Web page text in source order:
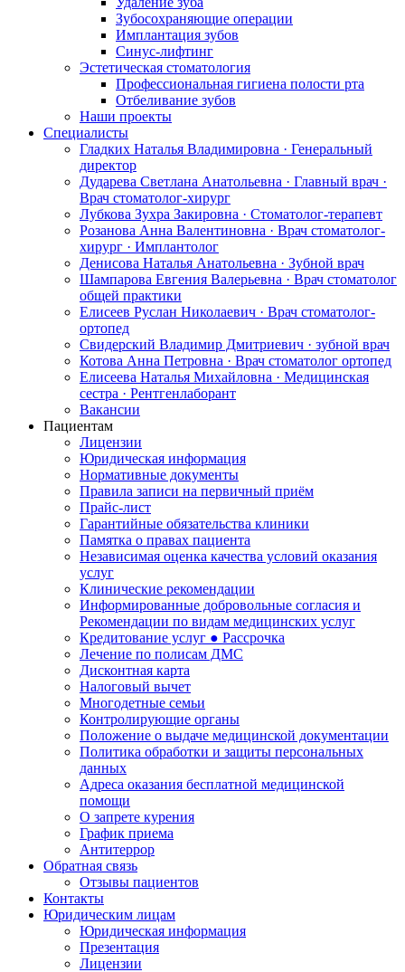
Зубосохраняющие операции
Имплантация зубов
Синус-лифтинг
Эстетическая стоматология
Профессиональная гигиена полости рта
Отбеливание зубов
Наши проекты
Специалисты
Гладких Наталья Владимировна · Генеральный
директор
Дударева Светлана Анатольевна · Главный врач ·
Врач стоматолог-хирург
Лубкова Зухра Закировна · Стоматолог-терапевт
Розанова Анна Валентиновна · Врач стоматолог-
хирург · Имплантолог
Денисова Наталья Анатольевна · Зубной врач
Шампарова Евгения Валерьевна · Врач стоматолог
общей практики
Елисеев Руслан Николаевич · Врач стоматолог-
ортопед
Свидерский Владимир Дмитриевич · зубной врач
Котова Анна Петровна · Врач стоматолог ортопед
Елисеева Наталья Михайловна · Медицинская
сестра · Рентгенлаборант
Вакансии
Пациентам
Лицензии
Юридическая информация
Нормативные документы
Правила записи на первичный приём
Прайс-лист
Гарантийные обязательства клиники
Памятка о правах пациента
Независимая оценка качества условий оказания
услуг
Клинические рекомендации
Информированные добровольные согласия и
Рекомендации по видам медицинских услуг
Кредитование услуг ● Рассрочка
Лечение по полисам ДМС
Дисконтная карта
Налоговый вычет
Многодетные семьи
Контролирующие органы
Положение о выдаче медицинской документации
Политика обработки и защиты персональных
данных
Адреса оказания бесплатной медицинской
помощи
О запрете курения
График приема
Антитеррор
Обратная связь
Отзывы пациентов
Контакты
Юридическим лицам
Юридическая информация
Презентация
Лицензии